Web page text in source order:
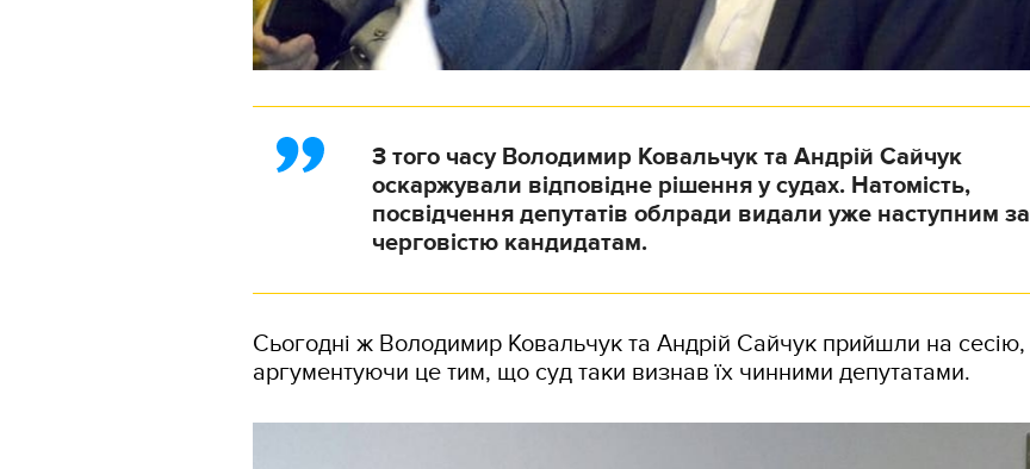
З того часу Володимир Ковальчук та Андрій Сайчук
оскаржували відповідне рішення у судах. Натомість,
посвідчення депутатів облради видали уже наступним за
черговістю кандидатам.
Сьогодні ж Володимир Ковальчук та Андрій Сайчук прийшли на сесію,
аргументуючи це тим, що суд таки визнав їх чинними депутатами.